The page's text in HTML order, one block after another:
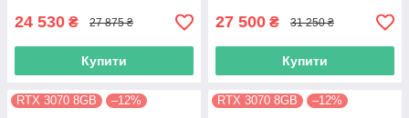
24 530 ₴ 27 875 ₴
Купити
27 500 ₴ 31 250 ₴
Купити
RTX 3070 8GB –12% RTX 3070 8GB –12%